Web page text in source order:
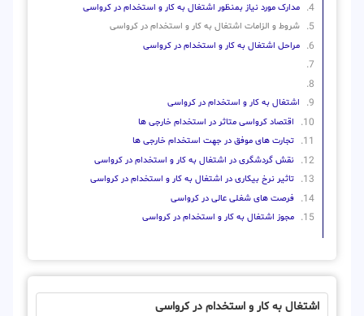
مدارک مورد نیاز بمنظور اشتغال به کار و استخدام در کرواسی
شروط و الزامات اشتغال به کار و استخدام در کرواسی
مراحل اشتغال به کار و استخدام در کرواسی
اشتغال به کار و استخدام در کرواسی
اقتصاد کرواسی متاثر در استخدام خارجی ها
تجارت های موفق در جهت استخدام خارجی ها
نقش گردشگری در اشتغال به کار و استخدام در کرواسی
تاثیر نرخ بیکاری در اشتغال به کار و استخدام در کرواسی
فرصت های شغلی عالی در کرواسی
مجوز اشتغال به کار و استخدام در کرواسی
اشتغال به کار و استخدام در کرواسی